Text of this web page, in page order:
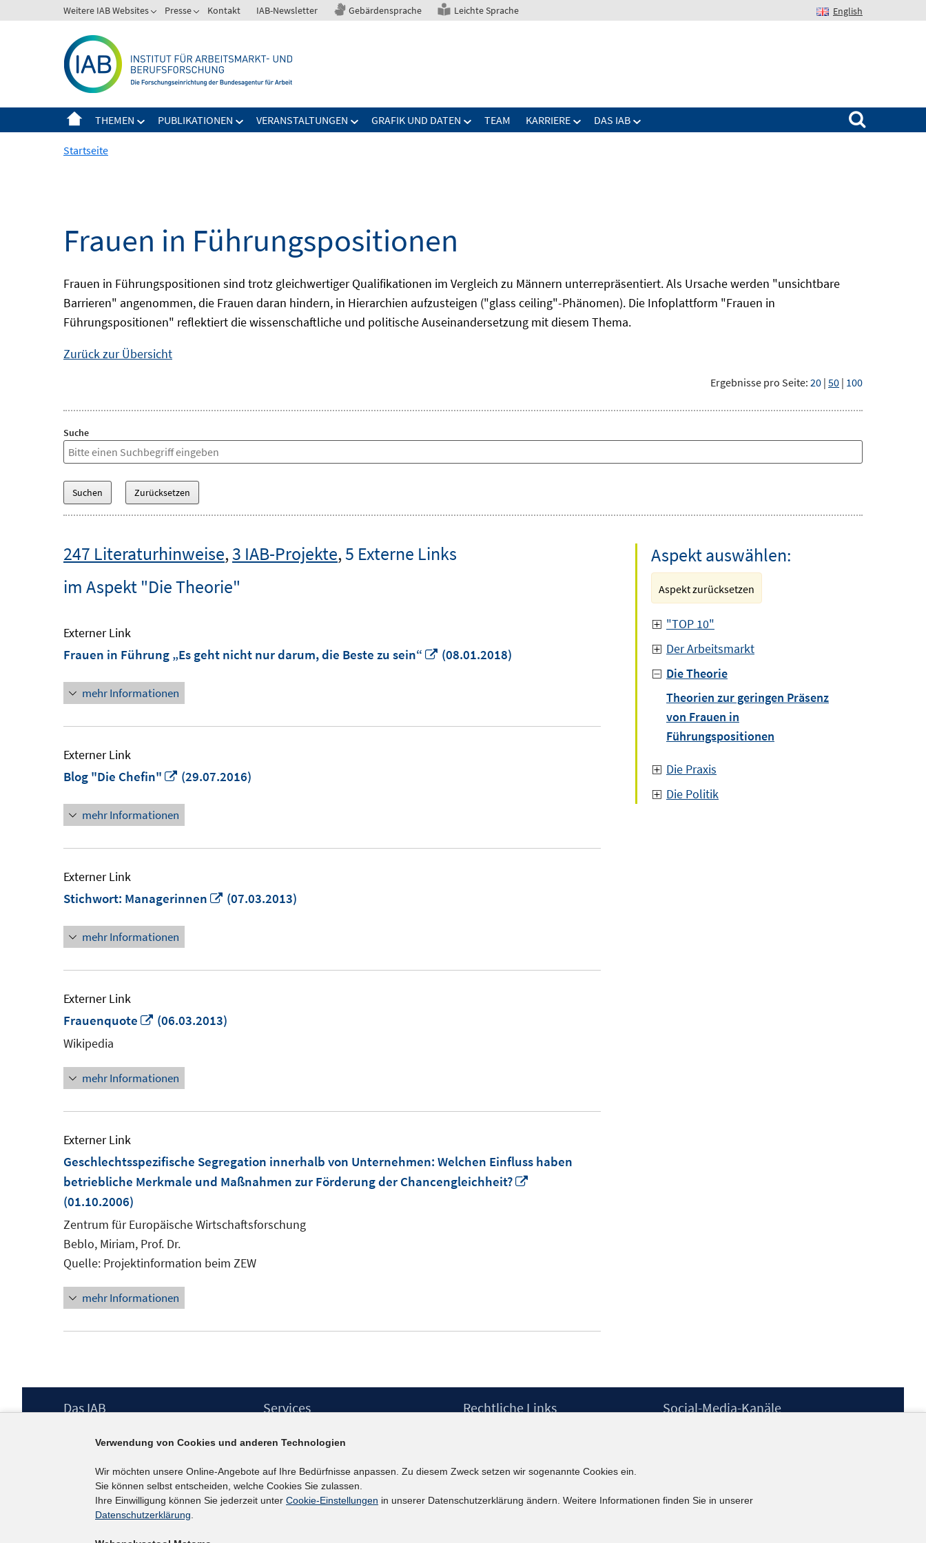
zum
Weitere IAB Websites Presse Kontakt IAB-Newsletter Gebärdensprache Leichte Sprache English
THEMEN PUBLIKATIONEN VERANSTALTUNGEN GRAFIK UND DATEN TEAM KARRIERE DAS IAB
Suchen nach:
Startseite
Frauen in Führungspositionen
Frauen in Führungspositionen sind trotz gleichwertiger Qualifikationen im Vergleich zu Männern unterrepräsentiert. Als Ursache werden "unsichtbare
Barrieren" angenommen, die Frauen daran hindern, in Hierarchien aufzusteigen ("glass ceiling"-Phänomen). Die Infoplattform "Frauen in
Führungspositionen" reflektiert die wissenschaftliche und politische Auseinandersetzung mit diesem Thema.
Zurück zur Übersicht
Ergebnisse pro Seite: 20 | 50 | 100
Suche
247 Literaturhinweise,3 IAB-Projekte,5 Externe Links
im Aspekt "Die Theorie"
Externer Link
Frauen in Führung „Es geht nicht nur darum, die Beste zu sein“
In
(08.01.2018)
mehr Informationen
Externer Link
Blog "Die Chefin"
In
Fenster
(29.07.2016)
mehr Informationen
Externer Link
Stichwort: Managerinnen
In
(07.03.2013)
mehr Informationen
Externer Link
Frauenquote
In
öffnen
(06.03.2013)
Wikipedia
mehr Informationen
Externer Link
Geschlechtsspezifische Segregation innerhalb von Unternehmen: Welchen Einfluss haben
betriebliche Merkmale und Maßnahmen zur Förderung der Chancengleichheit?
(01.10.2006)
Zentrum für Europäische Wirtschaftsforschung
Beblo, Miriam, Prof. Dr.
Quelle: Projektinformation beim ZEW
mehr Informationen
Aspekt auswählen:
Aspekt zurücksetzen
"TOP 10"
Der Arbeitsmarkt
Die Theorie
Theorien zur geringen Präsenz
von Frauen in
Führungspositionen
Die Praxis
Die Politik
Footer
Das IAB
Berufsforschung (IAB) – unser Leitbild
Institutsleitung
Graduiertenprogramm
Befragungen
Projekte
Services
IAB-Newsletter
Kontakt
Rechtliche Links
Erklärung zur Barrierefreiheit
Social-Media-Kanäle
kununu
Verwendung von Cookies und anderen Technologien
Wir möchten unsere Online-Angebote auf Ihre Bedürfnisse anpassen. Zu diesem Zweck setzen wir sogenannte Cookies ein.
Sie können selbst entscheiden, welche Cookies Sie zulassen.
Ihre Einwilligung können Sie jederzeit unter Cookie-Einstellungen in unserer Datenschutzerklärung ändern. Weitere Informationen finden Sie in unserer
Datenschutzerklärung.